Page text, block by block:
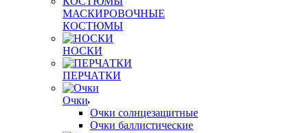
МАСКИРОВОЧНЫЕ
КОСТЮМЫ
НОСКИ
ПЕРЧАТКИ
Очки
Очки солнцезащитные
Очки баллистические